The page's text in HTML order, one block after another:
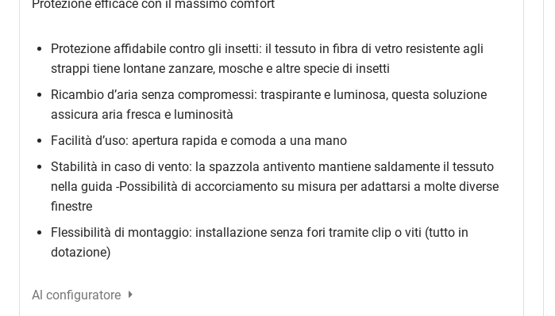
Protezione efficace con il massimo comfort
Protezione affidabile contro gli insetti: il tessuto in fibra di vetro resistente agli
strappi tiene lontane zanzare, mosche e altre specie di insetti
Ricambio d’aria senza compromessi: traspirante e luminosa, questa soluzione
assicura aria fresca e luminosità
Facilità d’uso: apertura rapida e comoda a una mano
Stabilità in caso di vento: la spazzola antivento mantiene saldamente il tessuto
nella guida -Possibilità di accorciamento su misura per adattarsi a molte diverse
finestre
Flessibilità di montaggio: installazione senza fori tramite clip o viti (tutto in
dotazione)
Al configuratore